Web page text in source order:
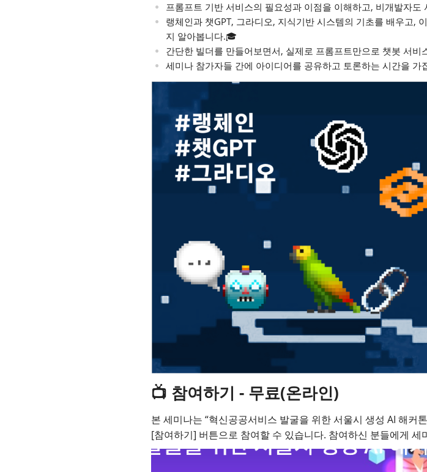
프롬프트 기반 서비스의 필요성과 이점을 이해하고, 비개발자
랭체인과 챗GPT, 그라디오, 지식기반 시스템의 기초를 배우고,
지 알아봅니다.🎓
간단한 빌더를 만들어보면서, 실제로 프롬프트만으로 챗봇 서
세미나 참가자들 간에 아이디어를 공유하고 토론하는 시간을
📺 참여하기 - 무료(온라인)
본 세미나는 “혁신공공서비스 발굴을 위한 서울시 생성 AI 해커
[참여하기] 버튼으로 참여할 수 있습니다. 참여하신 분들에게 세